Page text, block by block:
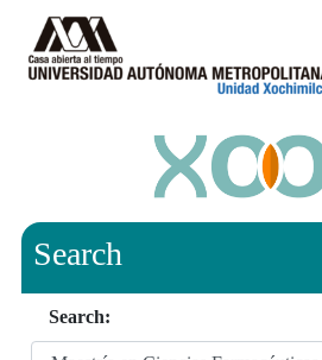
Search
Search: